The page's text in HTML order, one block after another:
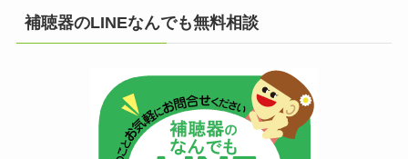
補聴器のLINEなんでも無料相談